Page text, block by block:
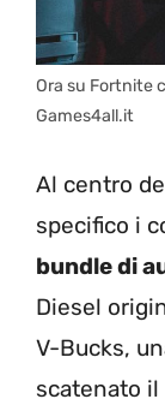
Ora su Fortnite
Games4all.it
Al centro
specifico i
bundle di
Diesel
V-Bucks,
scatenato il